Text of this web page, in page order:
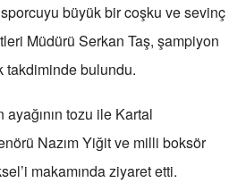
büyük bir coşku ve sevinç
Müdürü Serkan Taş, şampiyon
takdiminde bulundu.
tozu ile Kartal
Nazım Yiğit ve milli boksör
makamında ziyaret etti.